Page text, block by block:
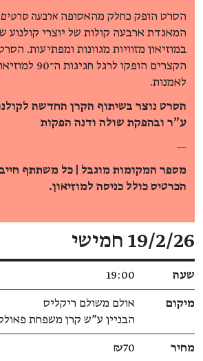
הסרט הופק כחלק מהאסופה ארבעה סרטים
המאגדת ארבעה קולות של יוצרי קולנוע
במוזיאון מזוויות מגוונות ומפתיעות.
הקצרים הופקו לרגל
לאמנות.
הסרט נוצר בשיתוף הקרן החדשה
ע"ר ובהפקת שולה ודנה הפקות
—
מספר המקומות מוגבל | כל משתתף
הכרטיס כולל כניסה למוזיאון.
פרטי האירוע
19/2/26 חמישי
שעה 19:00
מיקום
אולם משולם ריקליס
הבניין ע"ש קרן משפחת
מחיר ₪70